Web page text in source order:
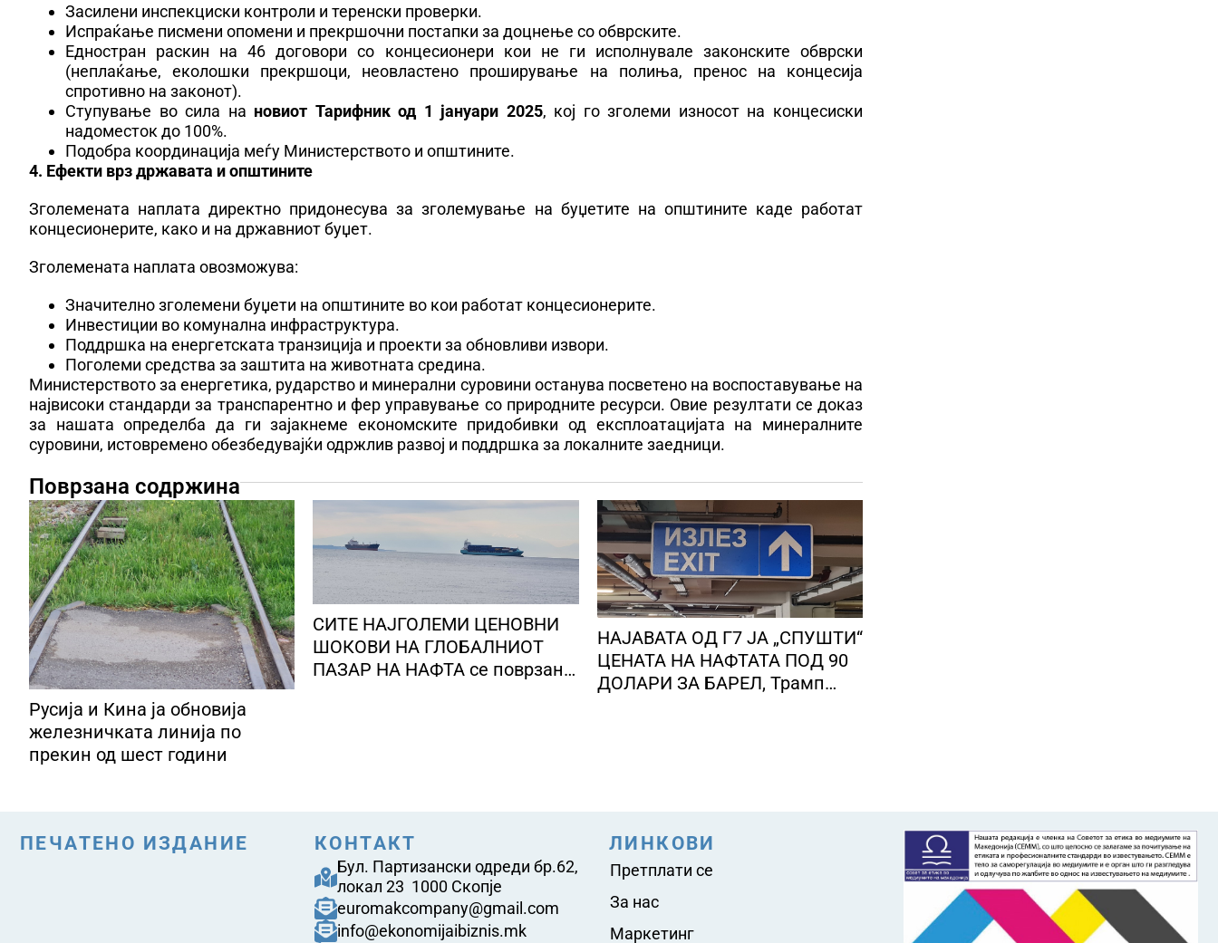
Засилени инспекциски контроли и теренски проверки.
Испраќање писмени опомени и прекршочни постапки за доцнење со обврските.
Едностран раскин на 46 договори со концесионери кои не ги исполнувале законските обврски
(неплаќање, еколошки прекршоци, неовластено проширување на полиња, пренос на концесија
спротивно на законот).
Ступување во сила на новиот Тарифник од 1 јануари 2025, кој го зголеми износот на концесиски
надоместок до 100%.
Подобра координација меѓу Министерството и општините.
4. Ефекти врз државата и општините
Зголемената наплата директно придонесува за зголемување на буџетите на општините каде работат
концесионерите, како и на државниот буџет.
Зголемената наплата овозможува:
Значително зголемени буџети на општините во кои работат концесионерите.
Инвестиции во комунална инфраструктура.
Поддршка на енергетската транзиција и проекти за обновливи извори.
Поголеми средства за заштита на животната средина.
Министерството за енергетика, рударство и минерални суровини останува посветено на воспоставување на
највисоки стандарди за транспарентно и фер управување со природните ресурси. Овие резултати се доказ
за нашата определба да ги зајакнеме економските придобивки од експлоатацијата на минералните
суровини, истовремено обезбедувајќи одржлив развој и поддршка за локалните заедници.
Поврзана содржина
Русија и Кина ја обновија
железничката линија по
прекин од шест години
СИТЕ НАЈГОЛЕМИ ЦЕНОВНИ
ШОКОВИ НА ГЛОБАЛНИОТ
ПАЗАР НА НАФТА се поврзани
НАЈАВАТА ОД Г7 ЈА „СПУШТИ“
ЦЕНАТА НА НАФТАТА ПОД 90
ДОЛАРИ ЗА БАРЕЛ, Трамп
ПЕЧАТЕНО ИЗДАНИЕ КОНТАКТ
Бул. Партизански одреди бр.62,
локал 23 1000 Скопје
euromakcompany@gmail.com
info@ekonomijaibiznis.mk
ЛИНКОВИ
Претплати се
За нас
Маркетинг